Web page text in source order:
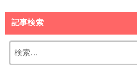
記事検索
索: